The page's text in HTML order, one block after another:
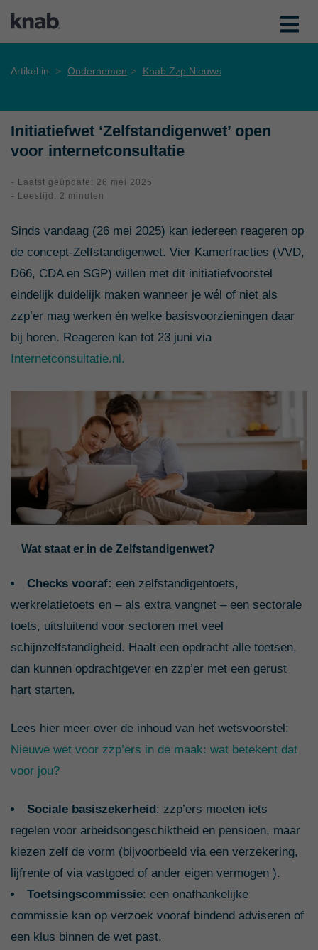
Artikel in: Ondernemen Knab Zzp Nieuws
Initiatiefwet ‘Zelfstandigenwet’ open
voor internetconsultatie
- Laatst geüpdate: 26 mei 2025
- Leestijd: 2 minuten
Sinds vandaag (26 mei 2025) kan iedereen reageren op
de concept-Zelfstandigenwet. Vier Kamerfracties (VVD,
D66, CDA en SGP) willen met dit initiatiefvoorstel
eindelijk duidelijk maken wanneer je wél of niet als
zzp’er mag werken én welke basisvoorzieningen daar
bij horen. Reageren kan tot 23 juni via
Internetconsultatie.nl.
Wat staat er in de Zelfstandigenwet?
Checks vooraf: een zelfstandigentoets,
werkrelatietoets en – als extra vangnet – een sectorale
toets, uitsluitend voor sectoren met veel
schijnzelfstandigheid. Haalt een opdracht alle toetsen,
dan kunnen opdrachtgever en zzp’er met een gerust
hart starten.
Lees hier meer over de inhoud van het wetsvoorstel:
Nieuwe wet voor zzp’ers in de maak: wat betekent dat
voor jou?
Sociale basiszekerheid: zzp’ers moeten iets
regelen voor arbeids­ongeschiktheid en pensioen, maar
kiezen zelf de vorm (bijvoorbeeld via een verzekering,
lijfrente of via vastgoed of ander eigen vermogen ).
Toetsingscommissie: een onafhankelijke
commissie kan op verzoek vooraf bindend adviseren of
een klus binnen de wet past.